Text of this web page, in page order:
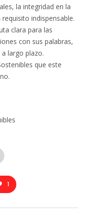
la integridad en la
indispensable.
clara para las
con sus palabras,
largo plazo.
que este
1